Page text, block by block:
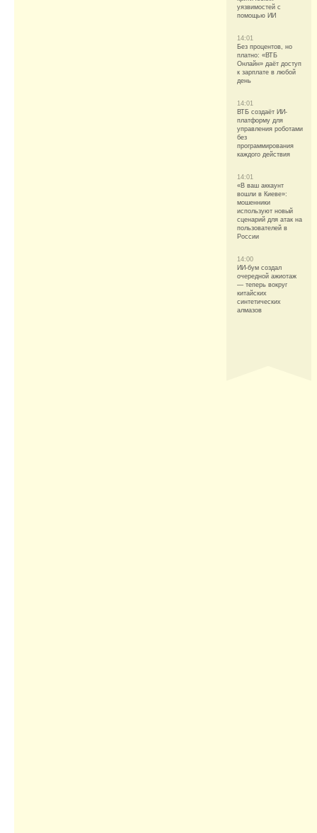
уязвимостей с
помощью ИИ
14:01
Без процентов, но
платно: «ВТБ
Онлайн» даёт доступ
к зарплате в любой
день
14:01
ВТБ создаёт ИИ-
платформу для
управления роботами
без
программирования
каждого действия
14:01
«В ваш аккаунт
вошли в Киеве»:
мошенники
используют новый
сценарий для атак на
пользователей в
России
14:00
ИИ-бум создал
очередной ажиотаж
— теперь вокруг
китайских
синтетических
алмазов